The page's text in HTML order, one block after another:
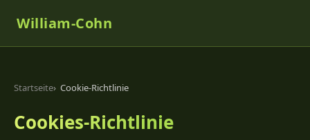
William-Cohn
Startseite Cookie-Richtlinie
Cookies-Richtlinie